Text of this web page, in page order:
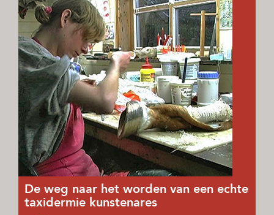
De weg naar het worden van een echte
taxidermie kunstenares